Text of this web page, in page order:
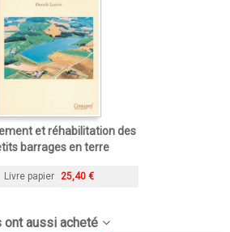
et réhabilitation des
barrages en terre
Livre papier 25,40 €
ont aussi acheté